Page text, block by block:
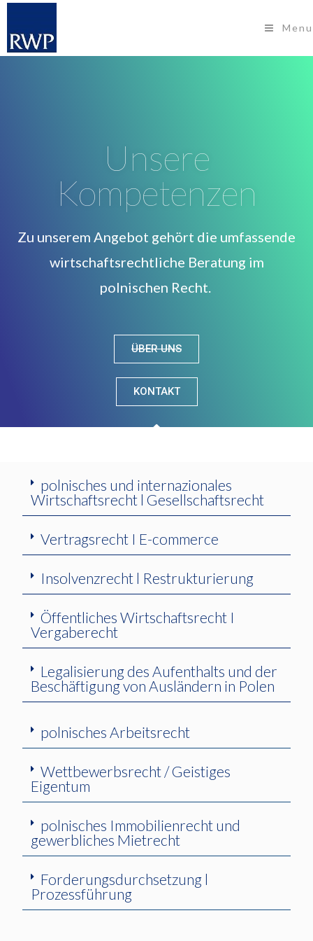
Menu
Unsere
Kompetenzen
Zu unserem Angebot gehört die umfassende
wirtschaftsrechtliche Beratung im
polnischen Recht.
ÜBER UNS
KONTAKT
polnisches und internazionales
Wirtschaftsrecht l Gesellschaftsrecht
Vertragsrecht I E-commerce
Insolvenzrecht l Restrukturierung
Öffentliches Wirtschaftsrecht I
Vergaberecht
Legalisierung des Aufenthalts und der
Beschäftigung von Ausländern in Polen
polnisches Arbeitsrecht
Wettbewerbsrecht / Geistiges
Eigentum
polnisches Immobilienrecht und
gewerbliches Mietrecht
Forderungsdurchsetzung l
Prozessführung